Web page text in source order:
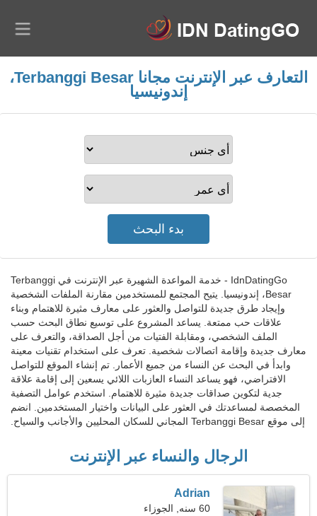
التعارف عبر الإنترنت مجانا Terbanggi Besar،
إندونيسيا
IdnDatingGo - خدمة المواعدة الشهيرة عبر الإنترنت في Terbanggi
Besar، إندونيسيا. يتيح المجتمع للمستخدمين مقارنة الملفات الشخصية
وإيجاد طرق جديدة للتواصل والعثور على معارف مثيرة للاهتمام وبناء
علاقات حب ممتعة. يساعد المشروع على توسيع نطاق البحث حسب
الملف الشخصي، ومقابلة الفتيات من أجل الصداقة، والتعرف على
معارف جديدة وإقامة اتصالات شخصية. تعرف على استخدام تقنيات معينة
وابدأ في البحث عن النساء من جميع الأعمار. تم إنشاء الموقع للتواصل
الافتراضي، فهو يساعد النساء العازبات اللائي يسعين إلى إقامة علاقة
جدية لتكوين صداقات جديدة مثيرة للاهتمام. استخدم عوامل التصفية
المخصصة لمساعدتك في العثور على البيانات واختيار المستخدمين. انضم
إلى موقع Terbanggi Besar المجاني للسكان المحليين والأجانب والسياح.
الرجال والنساء عبر الإنترنت
Adrian
60 سنه, الجوزاء